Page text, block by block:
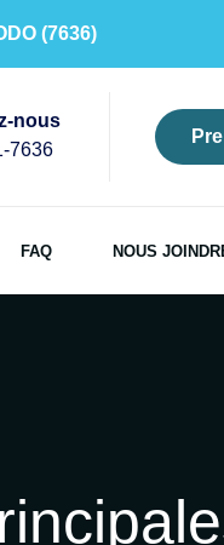
(7636)
nous
7636
FAQ NOUS